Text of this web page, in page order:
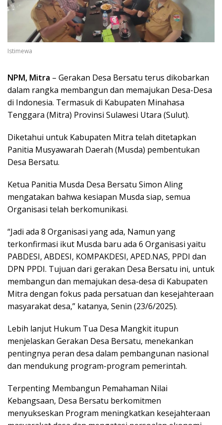
Istimewa
NPM, Mitra – Gerakan Desa Bersatu terus dikobarkan
dalam rangka membangun dan memajukan Desa-Desa
di Indonesia. Termasuk di Kabupaten Minahasa
Tenggara (Mitra) Provinsi Sulawesi Utara (Sulut).
Diketahui untuk Kabupaten Mitra telah ditetapkan
Panitia Musyawarah Daerah (Musda) pembentukan
Desa Bersatu.
Ketua Panitia Musda Desa Bersatu Simon Aling
mengatakan bahwa kesiapan Musda siap, semua
Organisasi telah berkomunikasi.
“Jadi ada 8 Organisasi yang ada, Namun yang
terkonfirmasi ikut Musda baru ada 6 Organisasi yaitu
PABDESI, ABDESI, KOMPAKDESI, APED.NAS, PPDI dan
DPN PPDI. Tujuan dari gerakan Desa Bersatu ini, untuk
membangun dan memajukan desa-desa di Kabupaten
Mitra dengan fokus pada persatuan dan kesejahteraan
masyarakat desa,” katanya, Senin (23/6/2025).
Lebih lanjut Hukum Tua Desa Mangkit itupun
menjelaskan Gerakan Desa Bersatu, menekankan
pentingnya peran desa dalam pembangunan nasional
dan mendukung program-program pemerintah.
Terpenting Membangun Pemahaman Nilai
Kebangsaan, Desa Bersatu berkomitmen
menyukseskan Program meningkatkan kesejahteraan